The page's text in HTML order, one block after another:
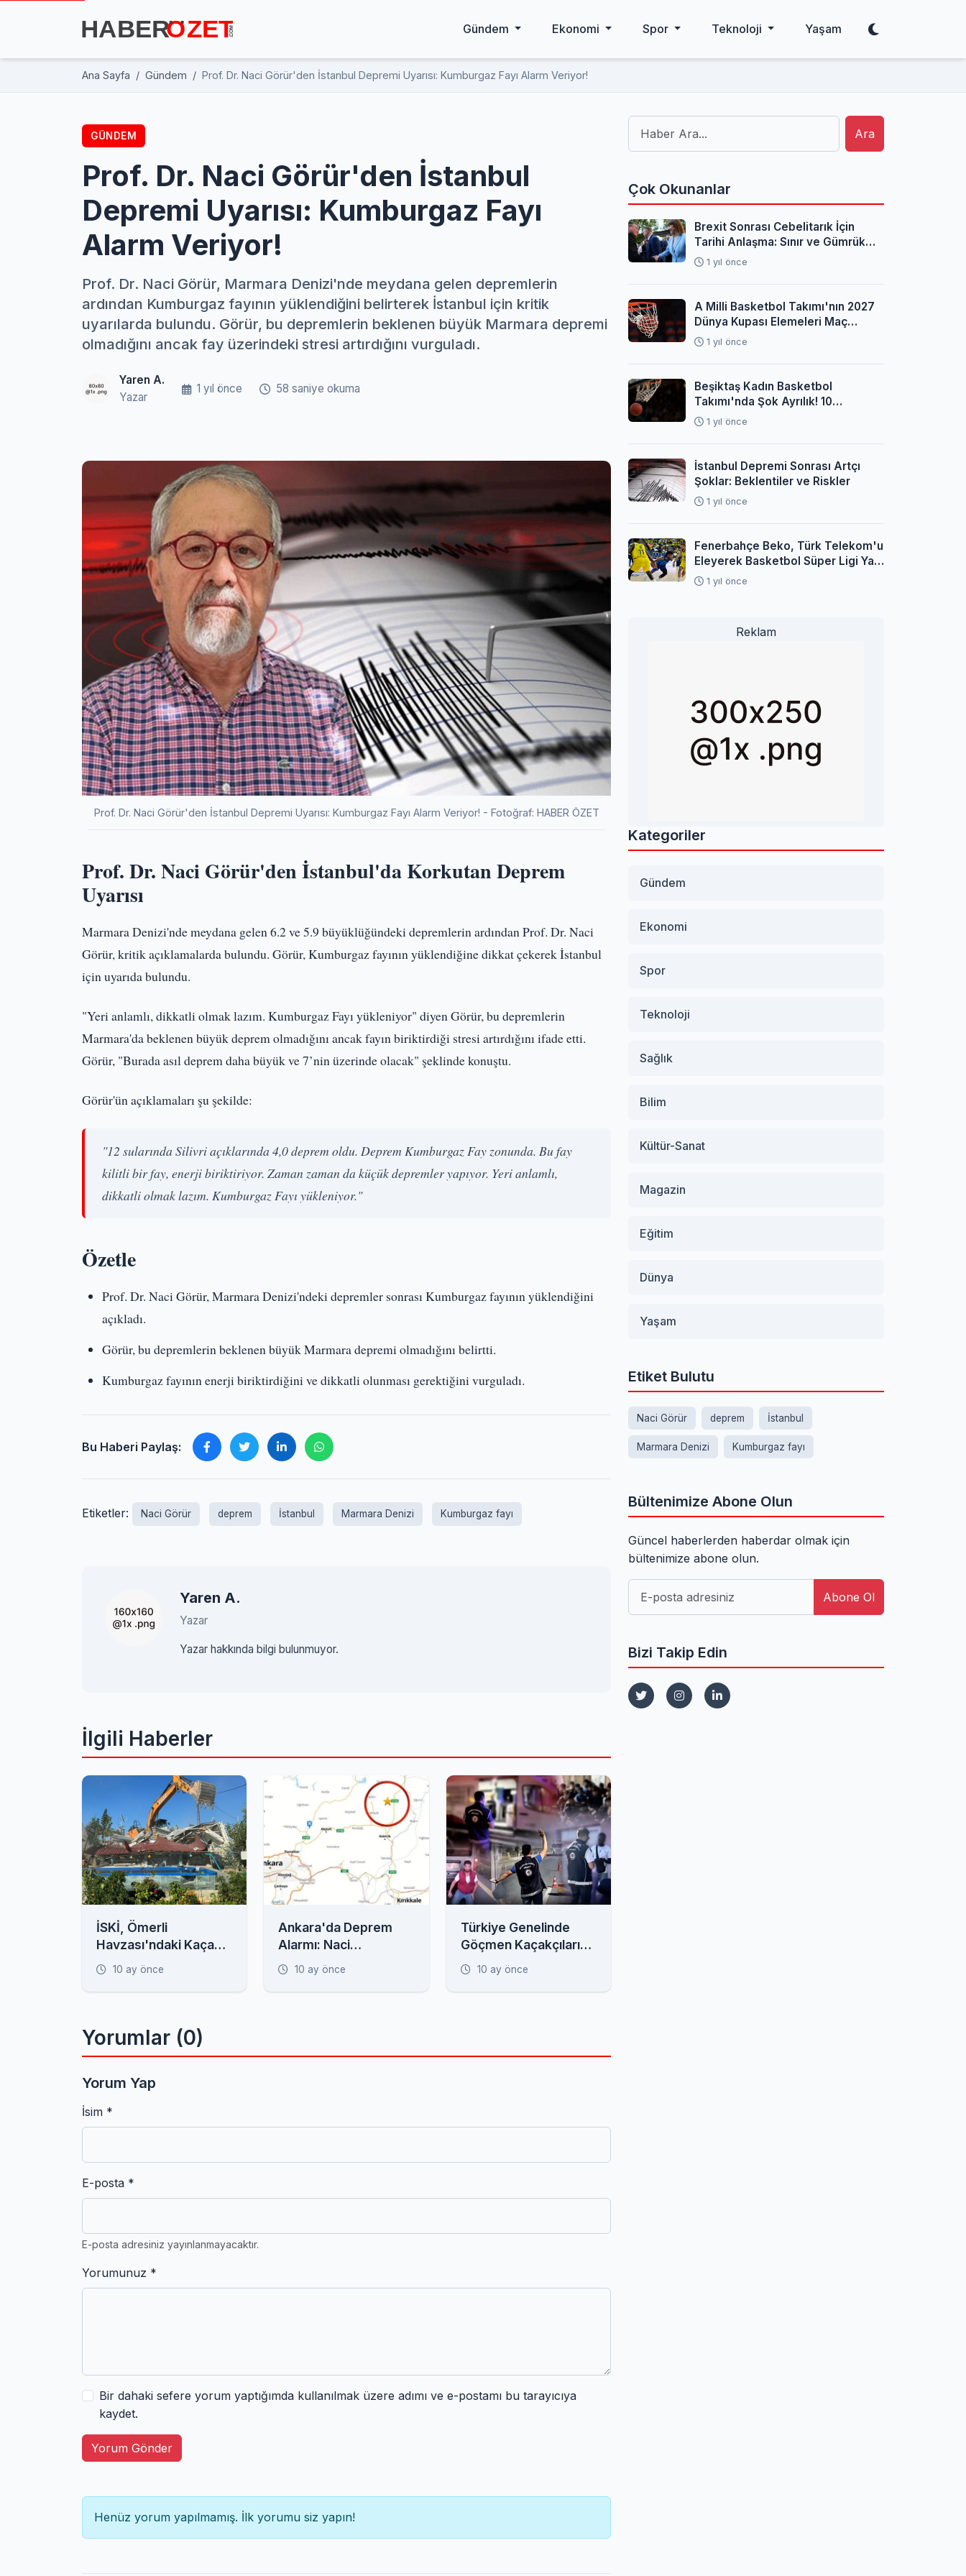
Gündem Ekonomi Spor Teknoloji Yaşam
Ana Sayfa Gündem Prof. Dr. Naci Görür'den İstanbul Depremi Uyarısı: Kumburgaz Fayı Alarm Veriyor!
GÜNDEM
Prof. Dr. Naci Görür'den İstanbul
Depremi Uyarısı: Kumburgaz Fayı
Alarm Veriyor!
Prof. Dr. Naci Görür, Marmara Denizi'nde meydana gelen depremlerin
ardından Kumburgaz fayının yüklendiğini belirterek İstanbul için kritik
uyarılarda bulundu. Görür, bu depremlerin beklenen büyük Marmara depremi
olmadığını ancak fay üzerindeki stresi artırdığını vurguladı.
Yaren A.
Yazar
1 yıl önce 58 saniye okuma
Prof. Dr. Naci Görür'den İstanbul Depremi Uyarısı: Kumburgaz Fayı Alarm Veriyor! - Fotoğraf: HABER ÖZET
Prof. Dr. Naci Görür'den İstanbul'da Korkutan Deprem
Uyarısı
Marmara Denizi'nde meydana gelen 6.2 ve 5.9 büyüklüğündeki depremlerin ardından Prof. Dr. Naci
Görür, kritik açıklamalarda bulundu. Görür, Kumburgaz fayının yüklendiğine dikkat çekerek İstanbul
için uyarıda bulundu.
"Yeri anlamlı, dikkatli olmak lazım. Kumburgaz Fayı yükleniyor" diyen Görür, bu depremlerin
Marmara'da beklenen büyük deprem olmadığını ancak fayın biriktirdiği stresi artırdığını ifade etti.
Görür, "Burada asıl deprem daha büyük ve 7’nin üzerinde olacak" şeklinde konuştu.
Görür'ün açıklamaları şu şekilde:
"12 sularında Silivri açıklarında 4,0 deprem oldu. Deprem Kumburgaz Fay zonunda. Bu fay
kilitli bir fay, enerji biriktiriyor. Zaman zaman da küçük depremler yapıyor. Yeri anlamlı,
dikkatli olmak lazım. Kumburgaz Fayı yükleniyor."
Özetle
Prof. Dr. Naci Görür, Marmara Denizi'ndeki depremler sonrası Kumburgaz fayının yüklendiğini
açıkladı.
Görür, bu depremlerin beklenen büyük Marmara depremi olmadığını belirtti.
Kumburgaz fayının enerji biriktirdiğini ve dikkatli olunması gerektiğini vurguladı.
Bu Haberi Paylaş:
Etiketler: Naci Görür deprem İstanbul Marmara Denizi Kumburgaz fayı
Yaren A.
Yazar
Yazar hakkında bilgi bulunmuyor.
İlgili Haberler
İSKİ, Ömerli
Havzası'ndaki Kaçak
Yapılara Geçit
Vermedi!
10 ay önce
Ankara'da Deprem
Alarmı: Naci
Görür'den Kritik
Çankırı Fay Zonu
Uyarısı!
10 ay önce
Türkiye Genelinde
Göçmen Kaçakçılarına
Operasyon: 52 Gözaltı
10 ay önce
Yorumlar (0)
Yorum Yap
İsim *
E-posta *
E-posta adresiniz yayınlanmayacaktır.
Yorumunuz *
Bir dahaki sefere yorum yaptığımda kullanılmak üzere adımı ve e-postamı bu tarayıcıya
kaydet.
Yorum Gönder
Henüz yorum yapılmamış. İlk yorumu siz yapın!
Ara
Çok Okunanlar
Brexit Sonrası Cebelitarık İçin
Tarihi Anlaşma: Sınır ve Gümrük
Sorunları Çözüldü
1 yıl önce
A Milli Basketbol Takımı'nın 2027
Dünya Kupası Elemeleri Maç
Programı Açıklandı
1 yıl önce
Beşiktaş Kadın Basketbol
Takımı'nda Şok Ayrılık! 10
Oyuncuyla Yollar Ayrıldı
1 yıl önce
İstanbul Depremi Sonrası Artçı
Şoklar: Beklentiler ve Riskler
1 yıl önce
Fenerbahçe Beko, Türk Telekom'u
Eleyerek Basketbol Süper Ligi Yarı
Finaline Yükseldi
1 yıl önce
Reklam
Kategoriler
Gündem
Ekonomi
Spor
Teknoloji
Sağlık
Bilim
Kültür-Sanat
Magazin
Eğitim
Dünya
Yaşam
Etiket Bulutu
Naci Görür deprem İstanbul
Marmara Denizi Kumburgaz fayı
Bültenimize Abone Olun
Güncel haberlerden haberdar olmak için
bültenimize abone olun.
Abone Ol
Bizi Takip Edin